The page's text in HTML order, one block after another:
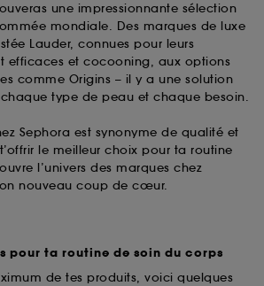
une impressionnante sélection
mondiale. Des marques de luxe
Lauder, connues pour leurs
efficaces et cocooning, aux options
comme Origins – il y a une solution
type de peau et chaque besoin.
Sephora est synonyme de qualité et
le meilleur choix pour ta routine
l’univers des marques chez
nouveau coup de cœur.
pour ta routine de soin du corps
de tes produits, voici quelques